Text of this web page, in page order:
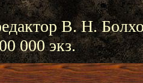
В. Н.
000 экз.